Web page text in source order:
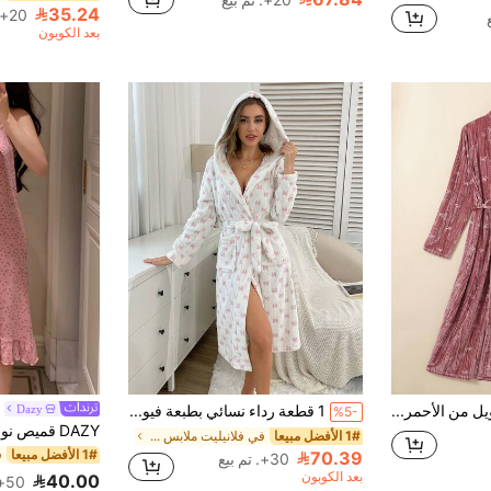
في إكليل ملابس نوم نسائية
35.24 20+. تم بيع
بعد الكوبون
SHEIN رداء طويل من الأحمر البرغندي الأنيق من الفيلكرو، ملابس نوم مريحة، خريف وشتاء %5- 1 قطعة رداء نسائي بطبعة فيونكة سوداء، أنيق وعصري، سميك ودافئ للخريف/الشتاء، مريح للاستخدام الخارجي والعطلات والملابس المنزلية
1# الأفضل مبيعا في فلانيليت ملابس نوم نسائية
70.39 30+. تم بيع
بعد الكوبون
Dazy
1# الأفضل مبيعا
40.00 50+. تم بيع